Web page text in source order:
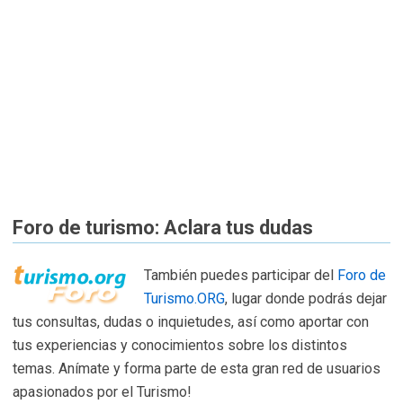
Foro de turismo: Aclara tus dudas
También puedes participar del Foro de
Turismo.ORG, lugar donde podrás dejar
tus consultas, dudas o inquietudes, así como aportar con
tus experiencias y conocimientos sobre los distintos
temas. Anímate y forma parte de esta gran red de usuarios
apasionados por el Turismo!